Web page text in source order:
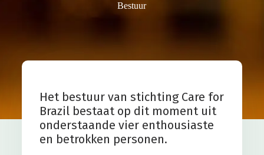
Bestuur
Het bestuur van stichting Care for
Brazil bestaat op dit moment uit
onderstaande vier enthousiaste
en betrokken personen.